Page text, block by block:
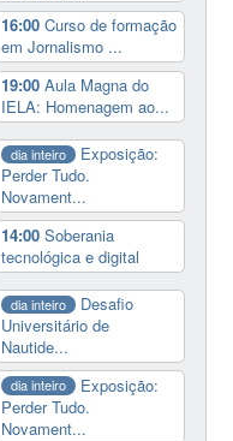
16:00Curso de formação
em Jornalismo ...
19:00Aula Magna do
IELA: Homenagem ao...
dia inteiro
Exposição:
Perder Tudo.
Novament...
14:00Soberania
tecnológica e digital
dia inteiro
Desafio
Universitário de
Nautide...
dia inteiro
Exposição:
Perder Tudo.
Novament...